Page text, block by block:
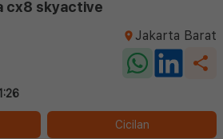
8 Mazda cx8 skyactive
Jakarta Barat
Cicilan